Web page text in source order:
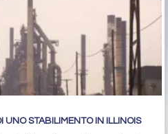
UNO STABILIMENTO IN ILLINOIS